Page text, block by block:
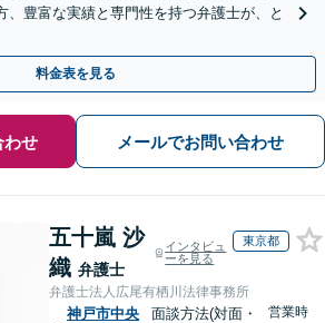
、豊富な実績と専門性を持つ弁護士が、と
料金表を見る
わせ メールでお問い合わせ
五十嵐 沙
織 弁護士
インタビュ
ーを見る
東京都
弁護士法人広尾有栖川法律事務所
神戸市中央
面談方法(対面・
営業時